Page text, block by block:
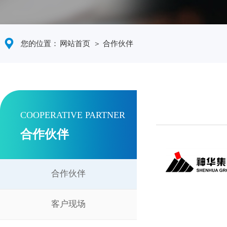
您的位置： 网站首页 ＞ 合作伙伴
合作伙伴
客户现场
COOPERATIVE PARTNER
合作伙伴